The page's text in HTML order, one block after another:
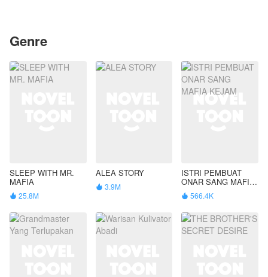
Genre
SLEEP WITH MR.
MAFIA
 25.8M
ALEA STORY
 3.9M
ISTRI PEMBUAT
ONAR SANG MAFIA
KEJAM
 566.4K